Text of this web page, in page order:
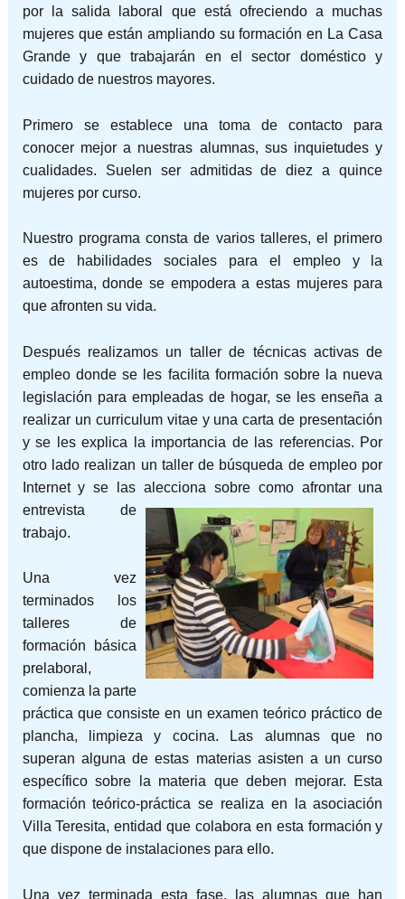
por la salida laboral que está ofreciendo a muchas
mujeres que están ampliando su formación en La Casa
Grande y que trabajarán en el sector doméstico y
cuidado de nuestros mayores.
Primero se establece una toma de contacto para
conocer mejor a nuestras alumnas, sus inquietudes y
cualidades. Suelen ser admitidas de diez a quince
mujeres por curso.
Nuestro programa consta de varios talleres, el primero
es de habilidades sociales para el empleo y la
autoestima, donde se empodera a estas mujeres para
que afronten su vida.
Después realizamos un taller de técnicas activas de
empleo donde se les facilita formación sobre la nueva
legislación para empleadas de hogar, se les enseña a
realizar un curriculum vitae y una carta de presentación
y se les explica la importancia de las referencias. Por
otro lado realizan un taller de búsqueda de empleo por
Internet y se las alecciona sobre como afrontar una
entrevista de
trabajo.
Una vez
terminados los
talleres de
formación básica
prelaboral,
comienza la parte
práctica que consiste en un examen teórico práctico de
plancha, limpieza y cocina. Las alumnas que no
superan alguna de estas materias asisten a un curso
específico sobre la materia que deben mejorar. Esta
formación teórico-práctica se realiza en la asociación
Villa Teresita, entidad que colabora en esta formación y
que dispone de instalaciones para ello.
Una vez terminada esta fase, las alumnas que han